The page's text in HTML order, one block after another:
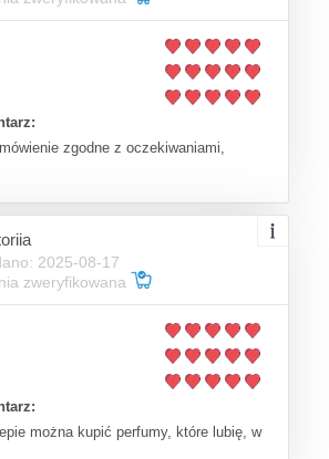
zgodne z oczekiwaniami,
2025-08-17
zweryfikowana
można kupić perfumy, które lubię, w